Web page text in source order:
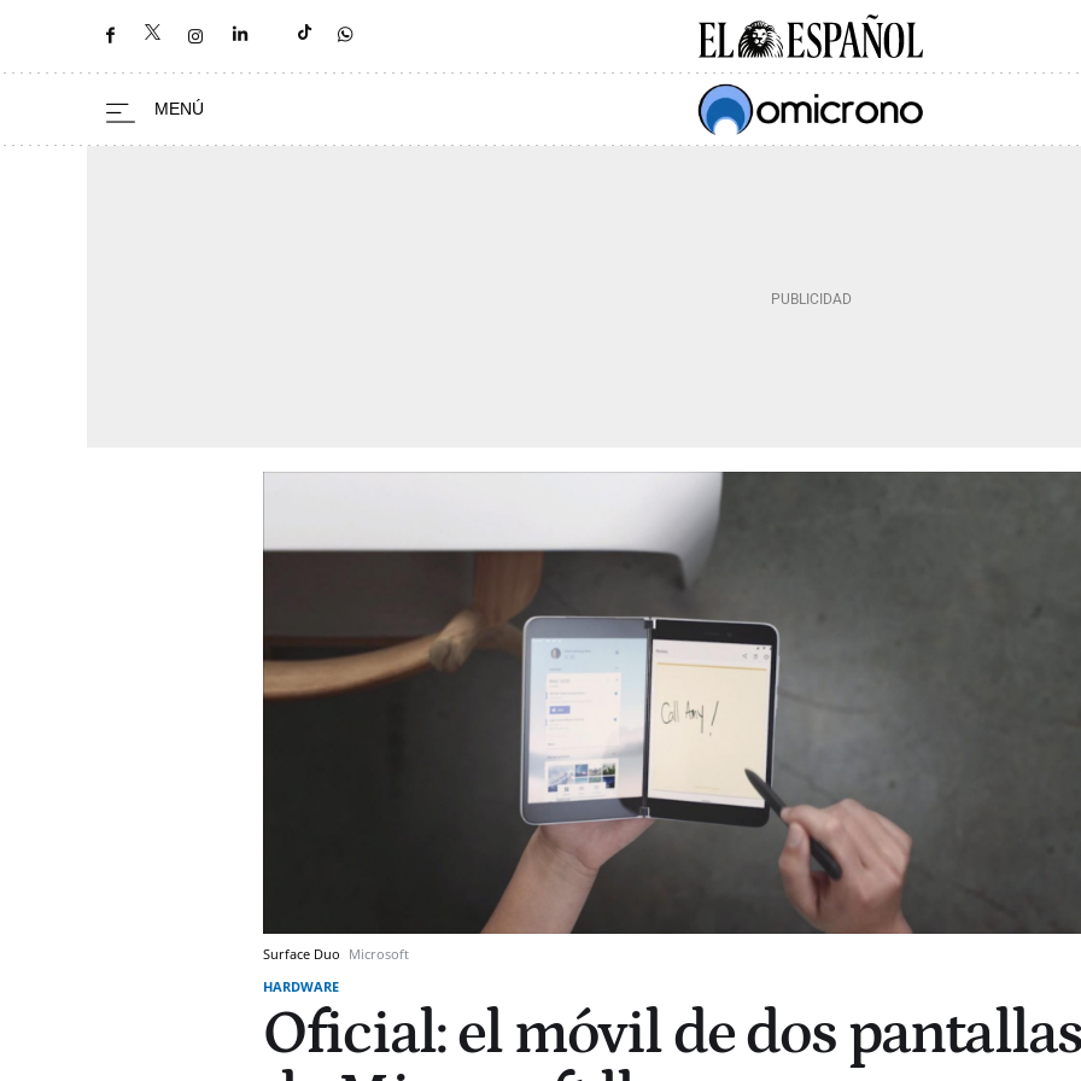
Surface Duo Microsoft
HARDWARE
Oficial: el móvil de dos